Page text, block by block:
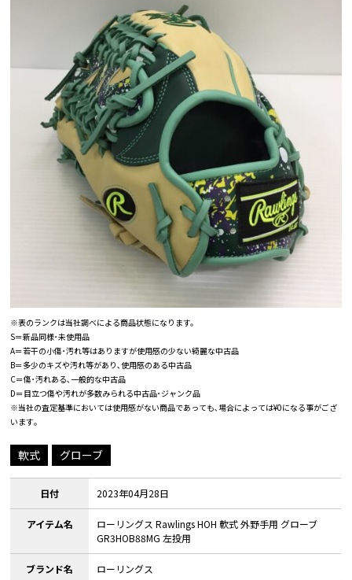
※表のランクは当社調べによる商品状態になります。
S＝新品同様･未使用品
A＝若干の小傷･汚れ等はありますが使用感の少ない綺麗な中古品
B＝多少のキズや汚れ等があり､使用感のある中古品
C＝傷･汚れある､一般的な中古品
D＝目立つ傷や汚れが多数みられる中古品･ジャンク品
※当社の査定基準においては使用感がない商品であっても､場合によっては¥0になる事がござ
います｡
軟式 グローブ
日付 2023年04月28日
アイテム名
ローリングス Rawlings HOH 軟式 外野手用 グローブ
GR3HOB88MG 左投用
ブランド名 ローリングス